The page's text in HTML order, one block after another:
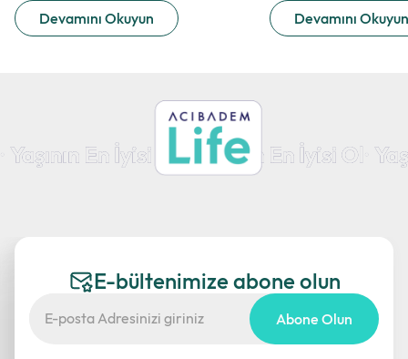
Devamını Okuyun Devamını Okuyun
E-bültenimize abone olun
Abone Olun